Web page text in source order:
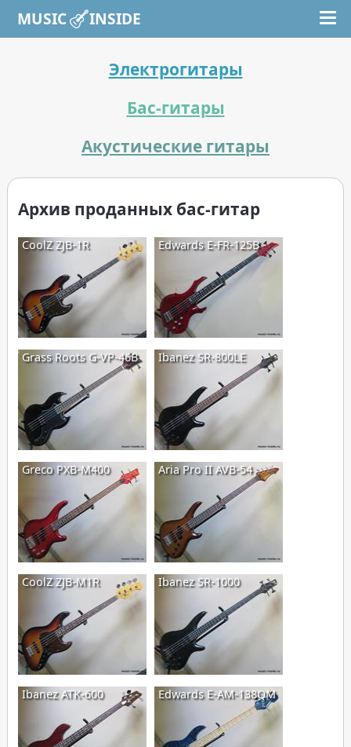
Электрогитары
Бас-гитары
Акустические гитары
Архив проданных бас-гитар
CoolZ ZJB-1R Edwards E-FR-125B
Grass Roots G-VP-46B Ibanez SR-800LE
Greco PXB-M400 Aria Pro II AVB-54
CoolZ ZJB-M1R Ibanez SR-1000
Ibanez ATK-600 Edwards E-AM-138QM
MUSIC INSIDE